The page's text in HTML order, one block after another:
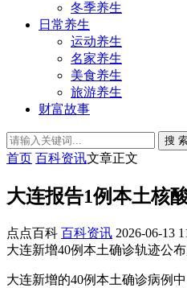
冬季养生
日常养生
运动养生
名家养生
美食养生
旅游养生
财富故事
搜
首页 百科资讯文章正文
大连报告1例本土核
点点百科 百科资讯 2026-06-13
大连新增40例本土确诊轨迹公
大连新增的40例本土确诊病例